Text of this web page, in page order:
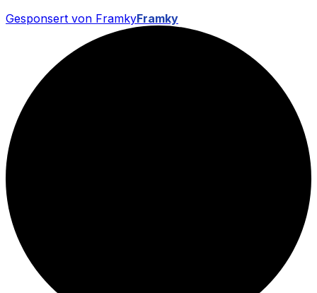
Gesponsert von FramkyFramky